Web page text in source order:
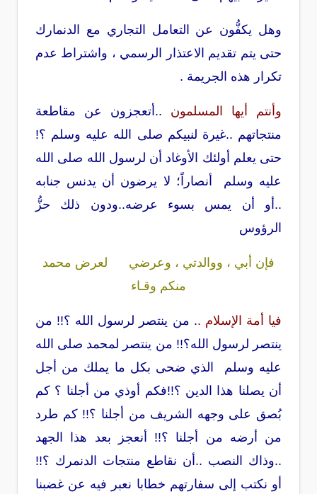
وهل يكفُّون عن التعامل التجاري مع الدنمارك
حتى يتم تقديم الاعتذار الرسمي ، واشتراط عدم
تكرار هذه الجريمة .
وأنتم أيها المسلمون ..أتعجزون عن مقاطعة
منتجاتهم ..غيرة لنبيكم صلى الله عليه وسلم ؟!
حتى يعلم أولئك الأوغاد أن لرسول الله صلى الله
عليه وسلم أنصاراً؛ لا يرضون أن يدنس جنابه
..أو أن يمس بسوء عرضه..ودون ذلك حزُّ
الرؤوس
فإن أبي ، ووالدتي ، وعرضي لعرض محمد
منكم وقـاء
فيا أمة الإسلام .. من ينتصر لرسول الله ؟!! من
ينتصر لرسول الله؟!! من ينتصر لمحمد صلى الله
عليه وسلم الذي ضحى بكل ما يملك من أجل
أن يصلنا هذا الدين ؟!!فكم أوذي من أجلنا ؟ كم
بُصق على وجهه الشريف من أجلنا ؟!! كم طرد
من أرضه من أجلنا ؟!! أنعجز بعد هذا الجهد
..وذاك النصب ..أن نقاطع منتجات الدنمرك ؟!!
أو نكتب إلى سفارتهم خطابا نعبر فيه عن غضبنا